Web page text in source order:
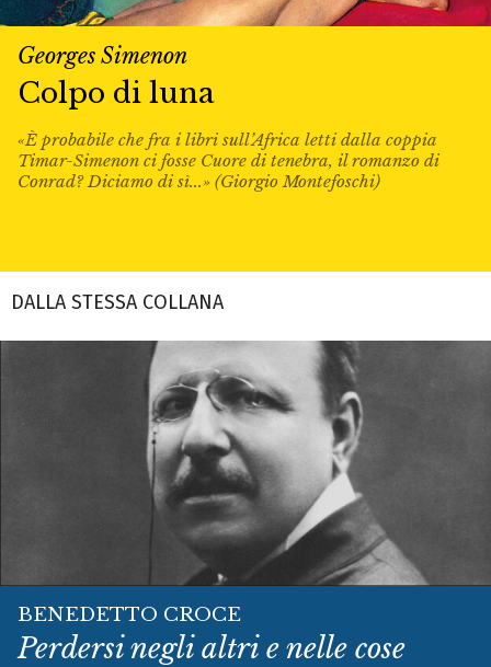
Georges Simenon
Colpo di luna
«È probabile che fra i libri sull’Africa letti dalla coppia
Timar-Simenon ci fosse Cuore di tenebra, il romanzo di
Conrad? Diciamo di sì...» (Giorgio Montefoschi)
DALLA STESSA COLLANA
BENEDETTO CROCE
Perdersi negli altri e nelle cose